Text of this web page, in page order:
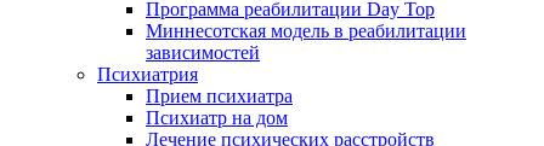
Программа реабилитации Day Top
Миннесотская модель в реабилитации
зависимостей
Психиатрия
Прием психиатра
Психиатр на дом
Лечение психических расстройств